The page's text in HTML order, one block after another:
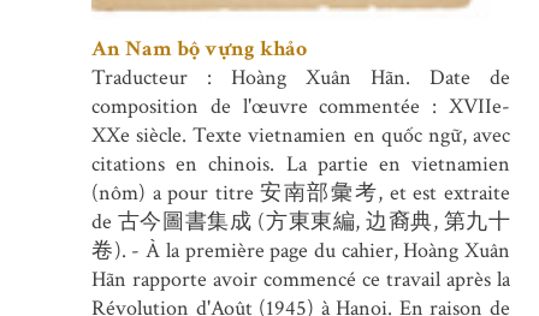
An Nam bộ vựng khảo
Traducteur : Hoàng Xuân Hãn. Date de
composition de l'œuvre commentée : XVIIe-
XXe siècle. Texte vietnamien en quốc ngữ, avec
citations en chinois. La partie en vietnamien
(nôm) a pour titre 安南部彙考, et est extraite
de 古今圖書集成 (方東東編, 边裔典, 第九十
卷). - À la première page du cahier, Hoàng Xuân
Hãn rapporte avoir commencé ce travail après la
Révolution d'Août (1945) à Hanoi. En raison de